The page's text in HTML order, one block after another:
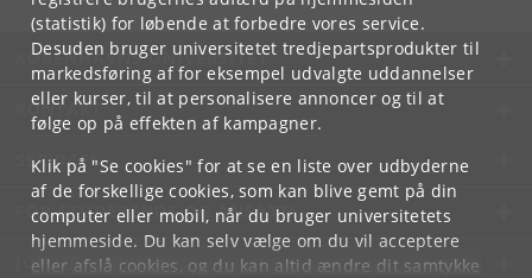
(statistik) for løbende at forbedre vores service.
Desuden bruger universitetet tredjepartsprodukter til
markedsføring af for eksempel udvalgte uddannelser
eller kurser, til at personalisere annoncer og til at
følge op på effekten af kampagner.
Klik på "Se cookies" for at se en liste over udbyderne
af de forskellige cookies, som kan blive gemt på din
computer eller mobil, når du bruger universitetets
hjemmeside. Du kan selv vælge om du vil acceptere
eller afslå cookies, og du kan altid ændre dit samtykke
KØBENHAVNS UNIVERSITET
KONTAKT
SERVICES
FOR STUDERENDE OG ANSATTE
JOB OG KARRIERE